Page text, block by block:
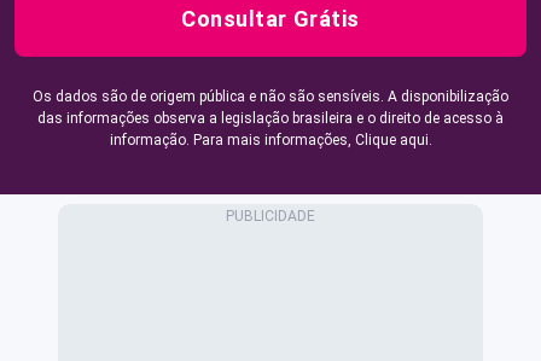
Consultar Grátis
Os dados são de origem pública e não são sensíveis. A disponibilização
das informações observa a legislação brasileira e o direito de acesso à
informação. Para mais informações, Clique aqui.